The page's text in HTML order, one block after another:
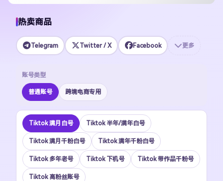
热卖商品
Telegram Twitter / X Facebook 更多
账号类型
普通账号 跨境电商专用
Tiktok 满月白号 Tiktok 半年/满年白号
Tiktok 满月千粉白号 Tiktok 满年千粉白号
Tiktok 多年老号 Tiktok 下机号 Tiktok 带作品千粉号
Tiktok 高粉丝账号